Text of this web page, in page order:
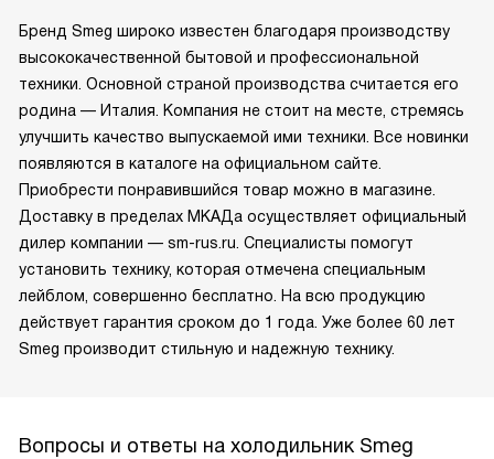
Бренд Smeg широко известен благодаря производству
высококачественной бытовой и профессиональной
техники. Основной страной производства считается его
родина — Италия. Компания не стоит на месте, стремясь
улучшить качество выпускаемой ими техники. Все новинки
появляются в каталоге на официальном сайте.
Приобрести понравившийся товар можно в магазине.
Доставку в пределах МКАДа осуществляет официальный
дилер компании — sm-rus.ru. Специалисты помогут
установить технику, которая отмечена специальным
лейблом, совершенно бесплатно. На всю продукцию
действует гарантия сроком до 1 года. Уже более 60 лет
Smeg производит стильную и надежную технику.
Вопросы и ответы на холодильник Smeg